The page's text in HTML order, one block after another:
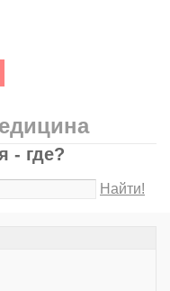
- где?
Найти!